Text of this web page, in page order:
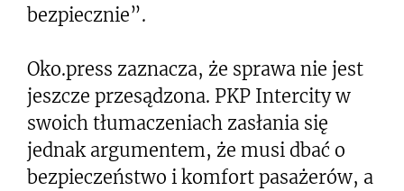
bezpiecznie”.
Oko.press zaznacza, że sprawa nie jest
jeszcze przesądzona. PKP Intercity w
swoich tłumaczeniach zasłania się
jednak argumentem, że musi dbać o
bezpieczeństwo i komfort pasażerów, a